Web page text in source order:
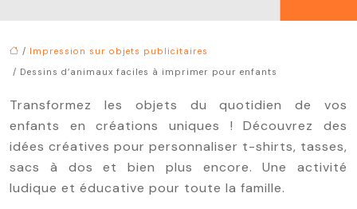
/ Impression sur objets publicitaires
/ Dessins d’animaux faciles à imprimer pour enfants
Transformez les objets du quotidien de vos
enfants en créations uniques ! Découvrez des
idées créatives pour personnaliser t-shirts, tasses,
sacs à dos et bien plus encore. Une activité
ludique et éducative pour toute la famille.